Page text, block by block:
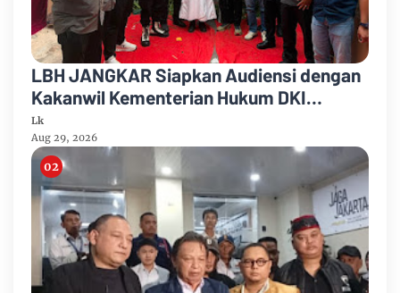
LBH JANGKAR Siapkan Audiensi dengan
Kakanwil Kementerian Hukum DKI
Jakarta
Lk
Aug 29, 2026